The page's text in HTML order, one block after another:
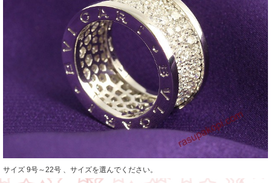
サイズ 9号～22号 、サイズを選んでください。